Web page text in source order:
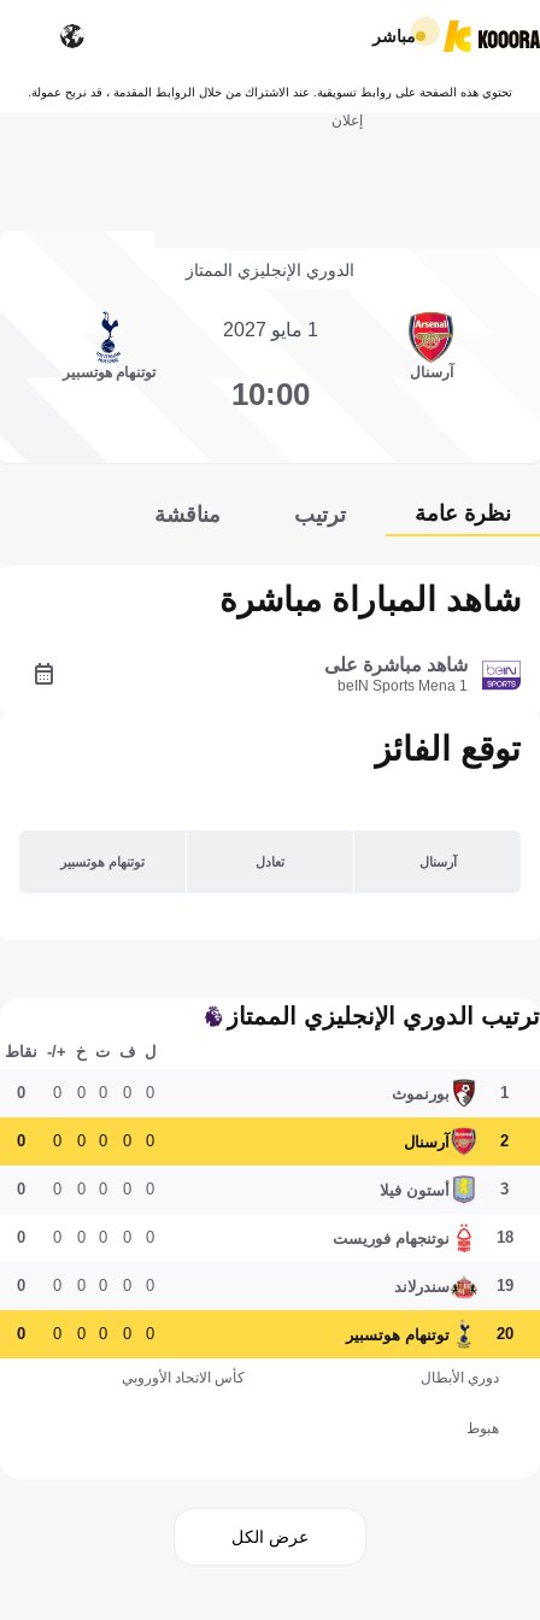
مباشر
تحتوي هذه الصفحة على روابط تسويقية. عند الاشتراك من خلال الروابط المقدمة ، قد نربح عمولة.
إعلان
الدوري الإنجليزي الممتاز
آرسنال
1 مايو 2027
10:00
توتنهام هوتسبير
نظرة عامة ترتيب مناقشة
شاهد المباراة مباشرة
شاهد مباشرة على
beIN Sports Mena 1
توقع الفائز
آرسنال تعادل توتنهام هوتسبير
ترتيب الدوري الإنجليزي الممتاز
ل ف ت خ +/- نقاط
1 بورنموث 0
0
0
0
0
0
2 آرسنال 0
0
0
0
0
0
3 أستون فيلا 0
0
0
0
0
0
18 نوتنجهام فوريست 0
0
0
0
0
0
19 سندرلاند 0
0
0
0
0
0
20 توتنهام هوتسبير 0
0
0
0
0
0
دوري الأبطال كأس الاتحاد الأوروبي
هبوط
عرض الكل